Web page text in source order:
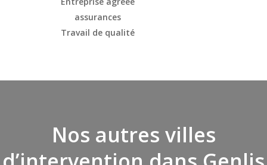
assurances
Travail de qualité
Nos autres villes